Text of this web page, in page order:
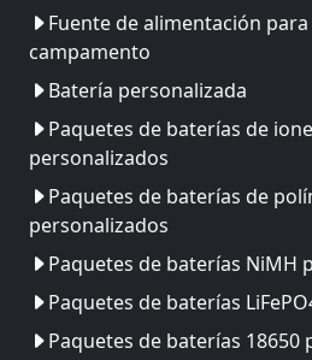
Fuente de alimentación
campamento
Batería personalizada
Paquetes de baterías de
personalizados
Paquetes de baterías de
personalizados
Paquetes de baterías NiMH
Paquetes de baterías
Paquetes de baterías 18650